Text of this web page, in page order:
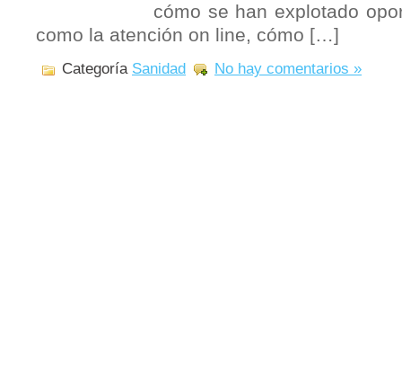
cómo se han explotado
como la atención on line, cómo […]
Categoría Sanidad No hay comentarios »